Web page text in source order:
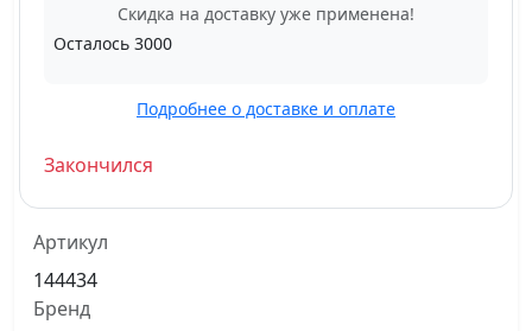
Скидка на доставку уже применена!
Осталось 3000
Подробнее о доставке и оплате
Закончился
Артикул
144434
Бренд